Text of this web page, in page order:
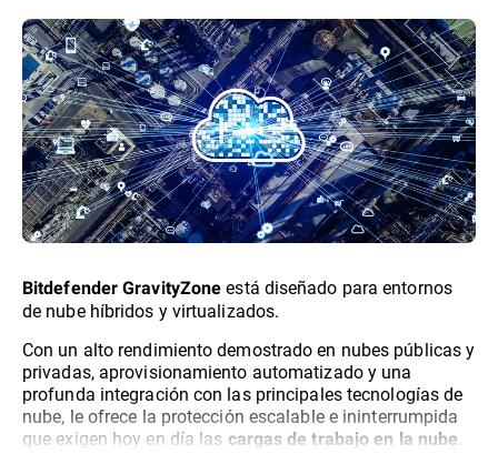
Bitdefender GravityZone está diseñado para entornos
de nube híbridos y virtualizados.
Con un alto rendimiento demostrado en nubes públicas y
privadas, aprovisionamiento automatizado y una
profunda integración con las principales tecnologías de
nube, le ofrece la protección escalable e ininterrumpida
que exigen hoy en día las cargas de trabajo en la nube.